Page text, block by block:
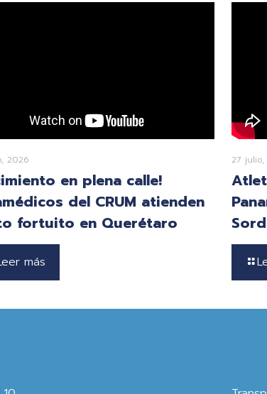
2026
en plena calle!
del CRUM atienden
fortuito en Querétaro
más
27